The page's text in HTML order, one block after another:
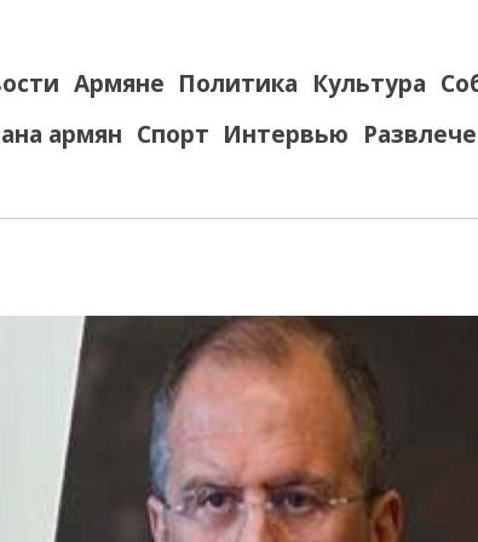
Армяне Политика Культура
армян Спорт Интервью